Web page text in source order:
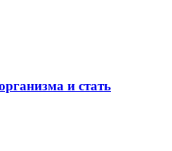
и стать